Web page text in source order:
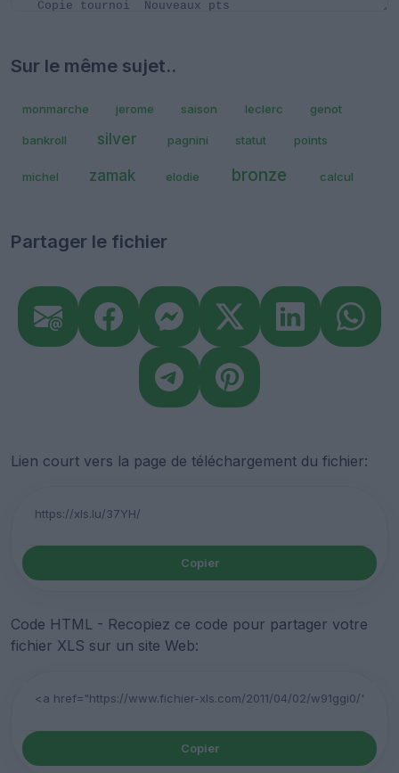
Sur le même sujet..
monmarche jerome saison leclerc genot
bankroll silver pagnini statut points
michel zamak elodie bronze calcul
Partager le fichier
Lien court vers la page de téléchargement du fichier:
Copier
Code HTML - Recopiez ce code pour partager votre
fichier XLS sur un site Web:
Copier